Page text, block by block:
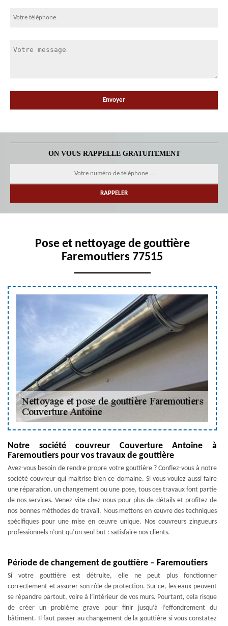
ON VOUS RAPPELLE GRATUITEMENT
Pose et nettoyage de gouttière
Faremoutiers 77515
Notre société couvreur Couverture Antoine à
Faremoutiers pour vos travaux de gouttière
Avez-vous besoin de rendre propre votre gouttière ? Confiez-vous à notre
société couvreur qui maitrise bien ce domaine. Si vous voulez aussi faire
une réparation, un changement ou une pose, tous ces travaux font partie
de nos services. Venez vite chez nous pour plus de détails et profitez de
nos bonnes méthodes de travail. Nous mettons en œuvre des techniques
spécifiques pour une mise en œuvre unique. Nos couvreurs zingueurs
professionnels n’ont qu’un seul but : satisfaire nos clients.
Période de changement de gouttière – Faremoutiers
Si votre gouttière est détruite, elle ne peut plus fonctionner
correctement et assurer son rôle de protection. Sur ce, les eaux peuvent
se répandre partout, voire à l’intérieur de vos murs. Pourtant, cela risque
de créer un problème grave pour finir jusqu’à l’effondrement du
bâtiment. Il faut passer au changement de la gouttière si vous constatez